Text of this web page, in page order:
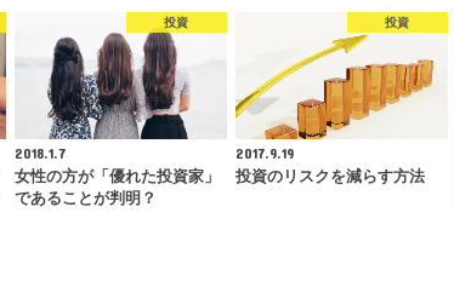
投資
2018.1.7
女性の方が「優れた投資家」
であることが判明？
投資
2017.9.19
投資のリスクを減らす方法